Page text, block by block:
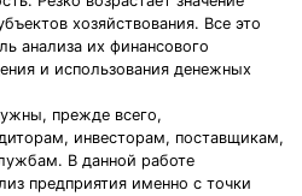
хозяйствования. Все это
анализа их финансового
и использования денеж­ных
прежде всего,
инвесторам, поставщикам,
В данной работе
предприятия именно с точки